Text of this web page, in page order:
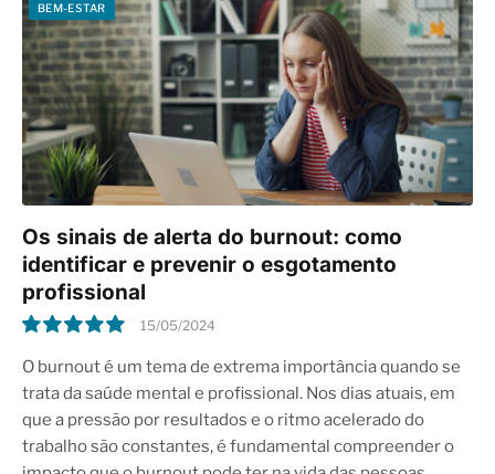
BEM-ESTAR
Os sinais de alerta do burnout: como
identificar e prevenir o esgotamento
profissional
10
15/05/2024
O burnout é um tema de extrema importância quando se
trata da saúde mental e profissional. Nos dias atuais, em
que a pressão por resultados e o ritmo acelerado do
trabalho são constantes, é fundamental compreender o